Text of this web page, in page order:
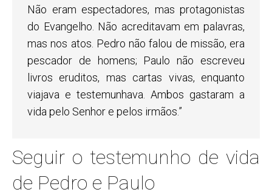
Não eram espectadores, mas protagonistas
do Evangelho. Não acreditavam em palavras,
mas nos atos. Pedro não falou de missão, era
pescador de homens; Paulo não escreveu
livros eruditos, mas cartas vivas, enquanto
viajava e testemunhava. Ambos gastaram a
vida pelo Senhor e pelos irmãos.”
Seguir o testemunho de vida
de Pedro e Paulo